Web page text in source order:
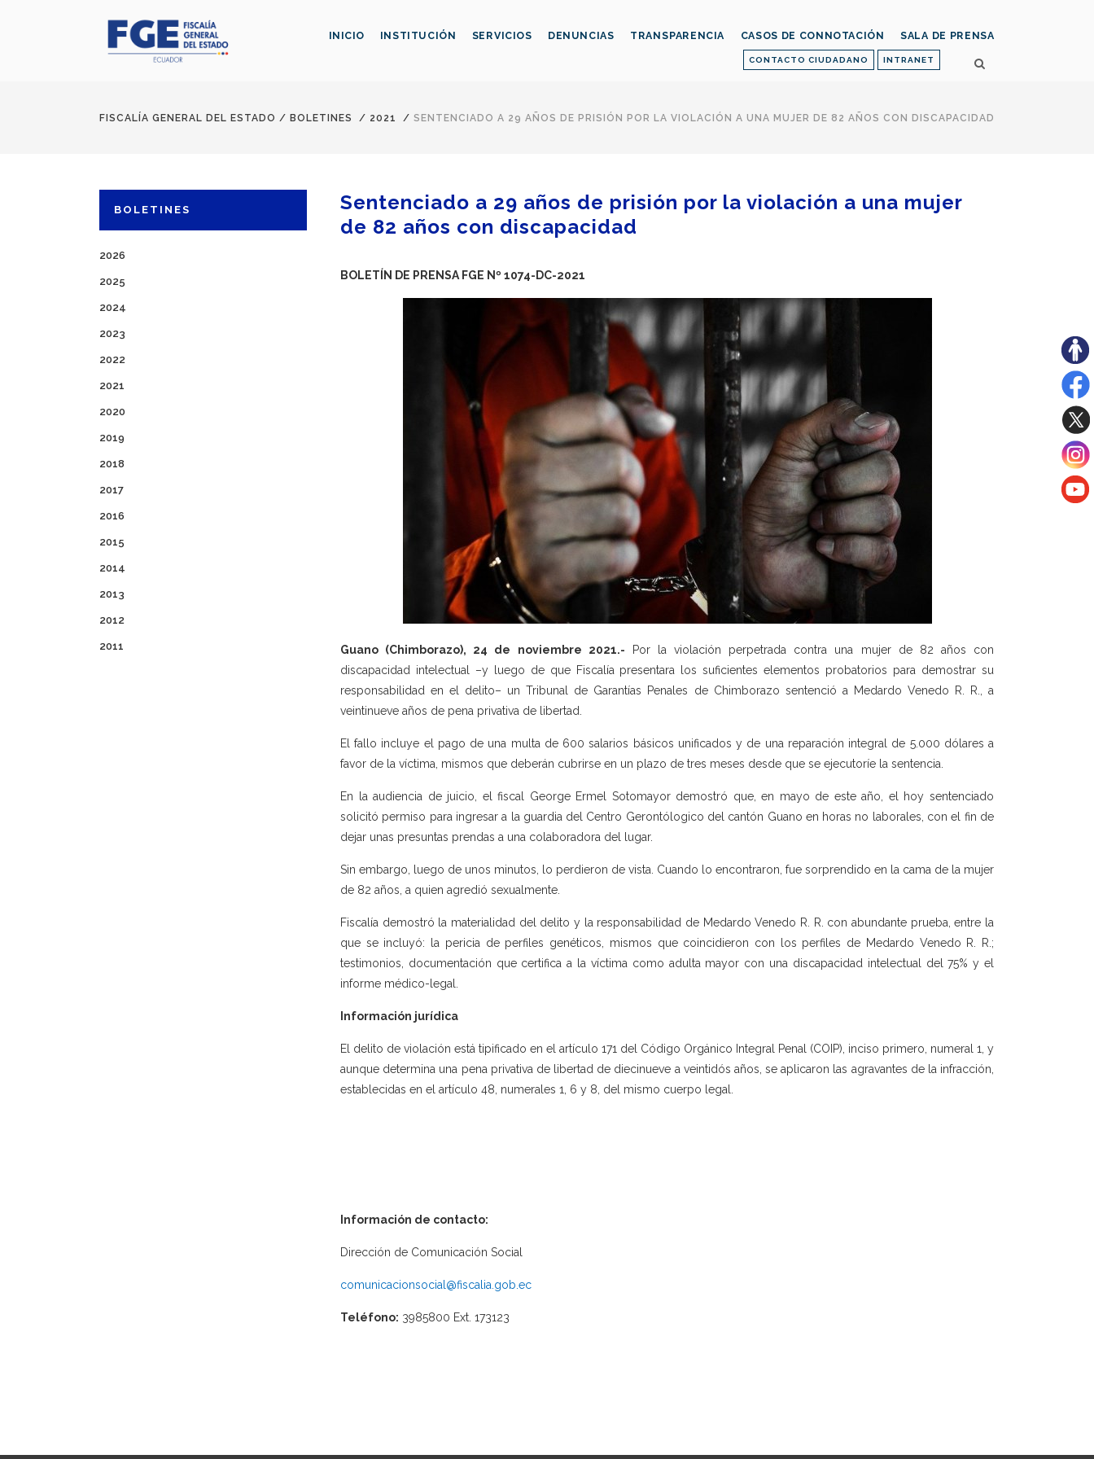
CONTACTO CIUDADANO INTRANET
INICIO INSTITUCIÓN SERVICIOS DENUNCIAS TRANSPARENCIA CASOS DE CONNOTACIÓN SALA DE PRENSA
FISCALÍA GENERAL DEL ESTADO / BOLETINES / 2021 / SENTENCIADO A 29 AÑOS DE PRISIÓN POR LA VIOLACIÓN A UNA MUJER DE 82 AÑOS CON DISCAPACIDAD
BOLETINES
2026
2025
2024
2023
2022
2021
2020
2019
2018
2017
2016
2015
2014
2013
2012
2011
Sentenciado a 29 años de prisión por la violación a una mujer
de 82 años con discapacidad
BOLETÍN DE PRENSA FGE Nº 1074-DC-2021
Guano (Chimborazo), 24 de noviembre 2021.- Por la violación perpetrada contra una mujer de 82 años con
discapacidad intelectual –y luego de que Fiscalía presentara los suficientes elementos probatorios para demostrar su
responsabilidad en el delito– un Tribunal de Garantías Penales de Chimborazo sentenció a Medardo Venedo R. R., a
veintinueve años de pena privativa de libertad.
El fallo incluye el pago de una multa de 600 salarios básicos unificados y de una reparación integral de 5.000 dólares a
favor de la víctima, mismos que deberán cubrirse en un plazo de tres meses desde que se ejecutoríe la sentencia.
En la audiencia de juicio, el fiscal George Ermel Sotomayor demostró que, en mayo de este año, el hoy sentenciado
solicitó permiso para ingresar a la guardia del Centro Gerontólogico del cantón Guano en horas no laborales, con el fin de
dejar unas presuntas prendas a una colaboradora del lugar.
Sin embargo, luego de unos minutos, lo perdieron de vista. Cuando lo encontraron, fue sorprendido en la cama de la mujer
de 82 años, a quien agredió sexualmente.
Fiscalía demostró la materialidad del delito y la responsabilidad de Medardo Venedo R. R. con abundante prueba, entre la
que se incluyó: la pericia de perfiles genéticos, mismos que coincidieron con los perfiles de Medardo Venedo R. R.;
testimonios, documentación que certifica a la víctima como adulta mayor con una discapacidad intelectual del 75% y el
informe médico-legal.
Información jurídica
El delito de violación está tipificado en el artículo 171 del Código Orgánico Integral Penal (COIP), inciso primero, numeral 1, y
aunque determina una pena privativa de libertad de diecinueve a veintidós años, se aplicaron las agravantes de la infracción,
establecidas en el artículo 48, numerales 1, 6 y 8, del mismo cuerpo legal.
Información de contacto:
Dirección de Comunicación Social
comunicacionsocial@fiscalia.gob.ec
Teléfono: 3985800 Ext. 173123